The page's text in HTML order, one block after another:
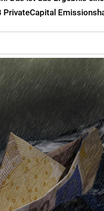
PrivateCapital